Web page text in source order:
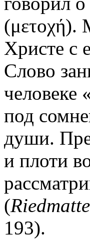
(μετοχή).
Христе с
Слово
человеке
под
души.
и плоти
(
193).